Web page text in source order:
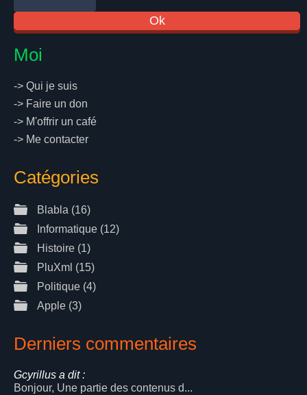
Moi
-> Qui je suis
-> Faire un don
-> M'offrir un café
-> Me contacter
Catégories
Blabla (16)
Informatique (12)
Histoire (1)
PluXml (15)
Politique (4)
Apple (3)
Derniers commentaires
Gcyrillus a dit :
Bonjour, Une partie des contenus d...